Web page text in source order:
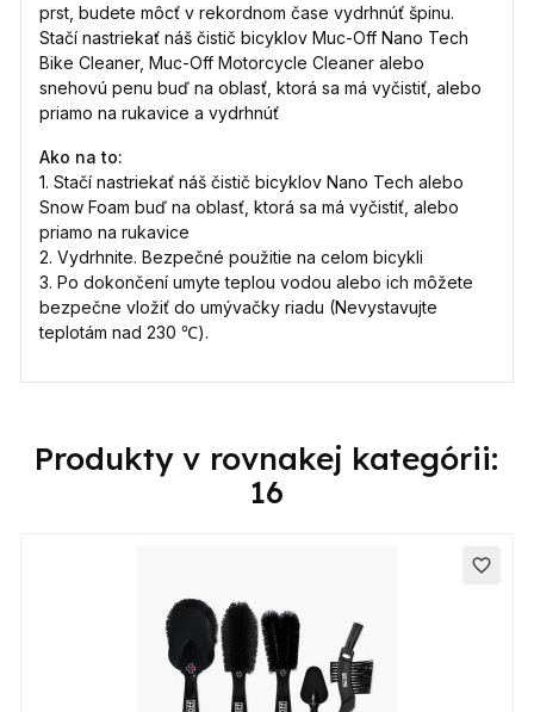
prst, budete môcť v rekordnom čase vydrhnúť špinu.
Stačí nastriekať náš čistič bicyklov Muc-Off Nano Tech
Bike Cleaner, Muc-Off Motorcycle Cleaner alebo
snehovú penu buď na oblasť, ktorá sa má vyčistiť, alebo
priamo na rukavice a vydrhnúť
Ako na to:
1. Stačí nastriekať náš čistič bicyklov Nano Tech alebo
Snow Foam buď na oblasť, ktorá sa má vyčistiť, alebo
priamo na rukavice
2. Vydrhnite. Bezpečné použitie na celom bicykli
3. Po dokončení umyte teplou vodou alebo ich môžete
bezpečne vložiť do umývačky riadu (Nevystavujte
teplotám nad 230 ℃).
Produkty v rovnakej kategórii:
16
favorite_border